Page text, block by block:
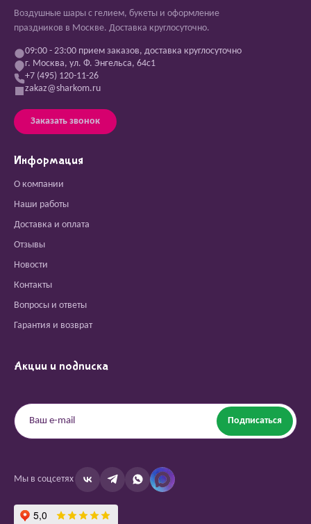
Воздушные шары с гелием, букеты и оформление
праздников в Москве. Доставка круглосуточно.
09:00 - 23:00 прием заказов, доставка круглосуточно
г. Москва, ул. Ф. Энгельса, 64с1
+7 (495) 120-11-26
zakaz@sharkom.ru
Заказать звонок
Информация
О компании
Наши работы
Доставка и оплата
Отзывы
Новости
Контакты
Вопросы и ответы
Гарантия и возврат
Акции и подписка
Подписаться
Мы в соцсетях